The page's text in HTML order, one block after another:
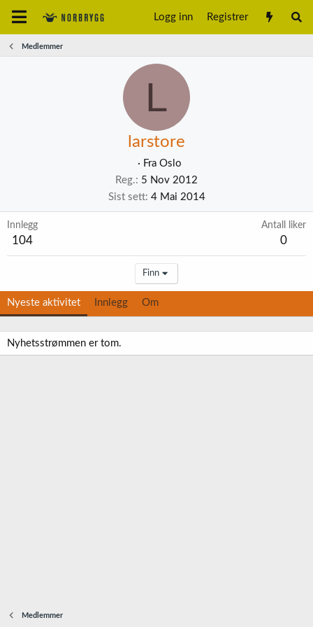
Logg inn Registrer
Medlemmer
L
larstore
· Fra Oslo
Reg.
5 Nov 2012
Sist sett 4 Mai 2014
Innlegg
104
Antall liker
0
Finn
Nyeste aktivitet Innlegg Om
Nyhetsstrømmen er tom.
Medlemmer